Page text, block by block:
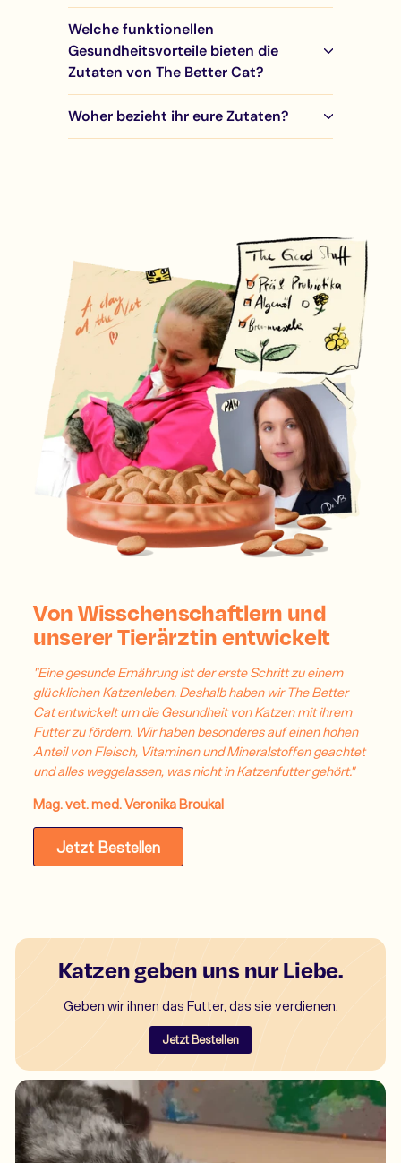
Welche funktionellen
Gesundheitsvorteile bieten die
Zutaten von The Better Cat?
Woher bezieht ihr eure Zutaten?
Von Wisschenschaftlern und
unserer Tierärztin entwickelt
"Eine gesunde Ernährung ist der erste Schritt zu einem
glücklichen Katzenleben. Deshalb haben wir The Better
Cat entwickelt um die Gesundheit von Katzen mit ihrem
Futter zu fördern. Wir haben besonderes auf einen hohen
Anteil von Fleisch, Vitaminen und Mineralstoffen geachtet
und alles weggelassen, was nicht in Katzenfutter gehört."
Mag. vet. med. Veronika Broukal
Jetzt Bestellen
Katzen geben uns nur Liebe.
Geben wir ihnen das Futter, das sie verdienen.
Jetzt Bestellen